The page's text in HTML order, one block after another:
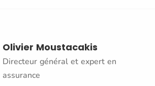
Olivier Moustacakis
Directeur général et expert en
assurance